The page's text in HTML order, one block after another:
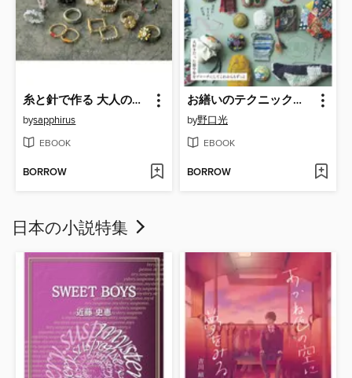
糸と針で作る 大人のビーズリング
bysapphirus
EBOOK
BORROW
お繕いのテクニックで作るダーニングブローチ
by野口光
EBOOK
BORROW
日本の小説特集